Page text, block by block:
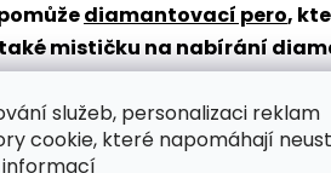
služeb, personalizaci reklam
cookie, které napomáhají
informací
diamantovací pero,
mističku na nabírání